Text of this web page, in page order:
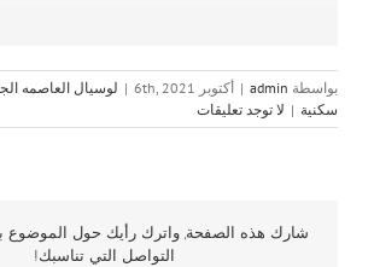
بواسطة admin
| أكتوبر 6th, 2021 | لوسيال العاصمه
سكنية | لا توجد تعليقات
شارك هذه الصفحة, واترك رأيك حول الموضوع
التواصل التي تناسبك!